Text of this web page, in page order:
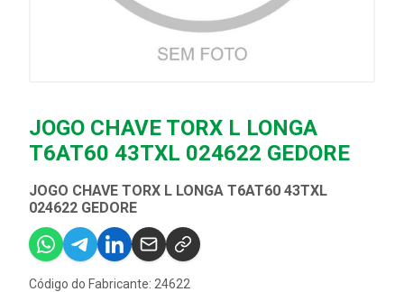
JOGO CHAVE TORX L LONGA
T6AT60 43TXL 024622 GEDORE
JOGO CHAVE TORX L LONGA T6AT60 43TXL
024622 GEDORE
Código do Fabricante: 24622